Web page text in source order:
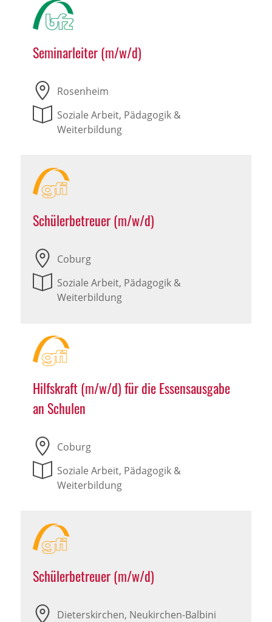
Seminarleiter (m/w/d)
Rosenheim
Soziale Arbeit, Pädagogik &
Weiterbildung
Schülerbetreuer (m/w/d)
Coburg
Soziale Arbeit, Pädagogik &
Weiterbildung
Hilfskraft (m/w/d) für die Essensausgabe
an Schulen
Coburg
Soziale Arbeit, Pädagogik &
Weiterbildung
Schülerbetreuer (m/w/d)
Dieterskirchen, Neukirchen-Balbini